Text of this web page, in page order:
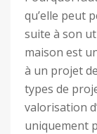
qu’elle peut
suite à son
maison est
à un projet
types de
valorisation
uniquement